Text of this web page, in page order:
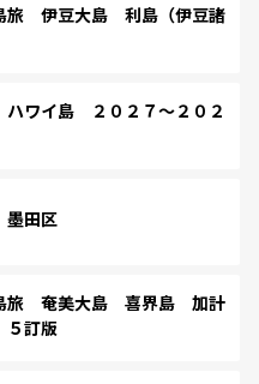
伊豆大島 利島（伊豆諸
ワイ島 ２０２７～２０２
田区
旅 奄美大島 喜界島 加計
訂版